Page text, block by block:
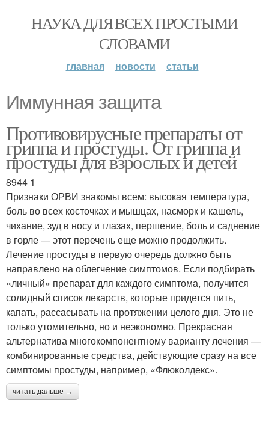
НАУКА ДЛЯ ВСЕХ ПРОСТЫМИ
СЛОВАМИ
главная новости статьи
Иммунная защита
Противовирусные препараты от
гриппа и простуды. От гриппа и
простуды для взрослых и детей
8944 1
Признаки ОРВИ знакомы всем: высокая температура,
боль во всех косточках и мышцах, насморк и кашель,
чихание, зуд в носу и глазах, першение, боль и саднение
в горле — этот перечень еще можно продолжить.
Лечение простуды в первую очередь должно быть
направлено на облегчение симптомов. Если подбирать
«личный» препарат для каждого симптома, получится
солидный список лекарств, которые придется пить,
капать, рассасывать на протяжении целого дня. Это не
только утомительно, но и неэкономно. Прекрасная
альтернатива многокомпонентному варианту лечения —
комбинированные средства, действующие сразу на все
симптомы простуды, например, «Флюколдекс».
читать дальше →